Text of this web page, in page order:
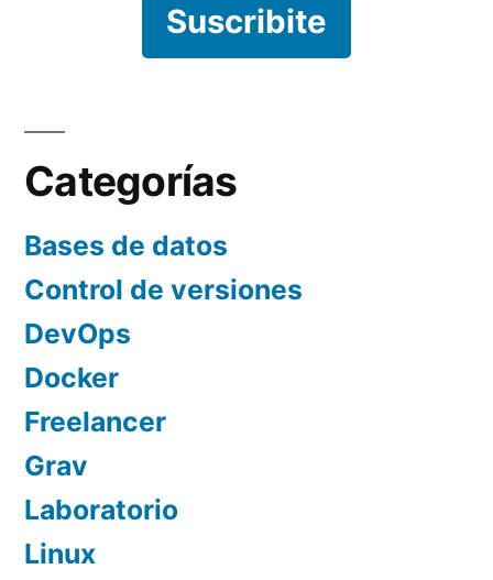
Suscribite
Categorías
Bases de datos
Control de versiones
DevOps
Docker
Freelancer
Grav
Laboratorio
Linux